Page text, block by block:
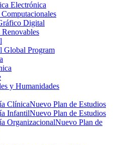
Electrónica
Digital
Renovables
Global Program
y Humanidades
ClínicaNuevo Plan de Estudios
InfantilNuevo Plan de Estudios
OrganizacionalNuevo Plan de